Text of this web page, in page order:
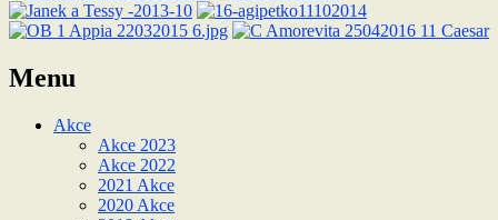
Menu
Akce
Akce 2023
Akce 2022
2021 Akce
2020 Akce